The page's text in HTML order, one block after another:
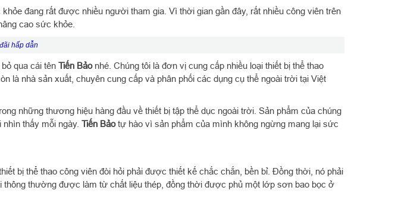
đang rất được nhiều người tham gia. Vì thời gian gần đây, rất nhiều công viên trên
cao sức khỏe.
hấp dẫn
qua cái tên Tiến Bảo nhé. Chúng tôi là đơn vị cung cấp nhiều loại thiết bị thể thao
là nhà sản xuất, chuyên cung cấp và phân phối các dụng cụ thể ngoài trời tại Việt
những thương hiệu hàng đầu về thiết bị tập thể dục ngoài trời. Sản phẩm của chúng
thấy mỗi ngày. Tiến Bảotự hào vì sản phẩm của mình không ngừng mang lại sức
bị thể thao công viên đòi hỏi phải được thiết kế chắc chắn, bền bỉ. Đồng thời, nó phải
thường được làm từ chất liệu thép, đồng thời được phủ một lớp sơn bao bọc ở